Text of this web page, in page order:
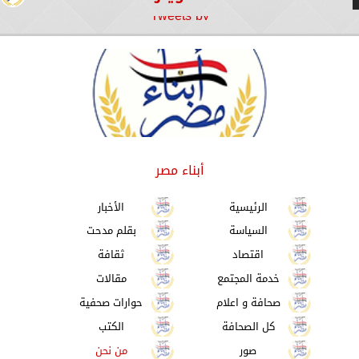
Tweets by
أبناء مصر
الرئيسية
الأخبار
السياسة
بقلم مدحت
اقتصاد
ثقافة
خدمة المجتمع
مقالات
صحافة و اعلام
حوارات صحفية
كل الصحافة
الكتب
صور
من نحن